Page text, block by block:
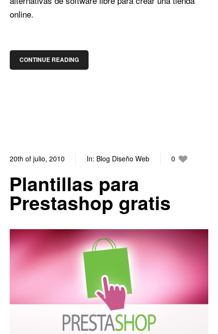
online.
CONTINUE READING
20th of julio, 2010 In: Blog Diseño Web
0
Plantillas para
Prestashop gratis